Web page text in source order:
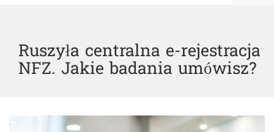
Ruszyła centralna e-rejestracja
NFZ. Jakie badania umówisz?